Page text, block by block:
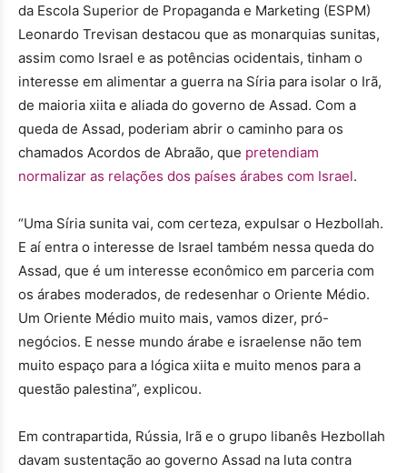
da Escola Superior de Propaganda e Marketing (ESPM)
Leonardo Trevisan destacou que as monarquias sunitas,
assim como Israel e as potências ocidentais, tinham o
interesse em alimentar a guerra na Síria para isolar o Irã,
de maioria xiita e aliada do governo de Assad. Com a
queda de Assad, poderiam abrir o caminho para os
chamados Acordos de Abraão, que pretendiam
normalizar as relações dos países árabes com Israel.
“Uma Síria sunita vai, com certeza, expulsar o Hezbollah.
E aí entra o interesse de Israel também nessa queda do
Assad, que é um interesse econômico em parceria com
os árabes moderados, de redesenhar o Oriente Médio.
Um Oriente Médio muito mais, vamos dizer, pró-
negócios. E nesse mundo árabe e israelense não tem
muito espaço para a lógica xiita e muito menos para a
questão palestina”, explicou.
Em contrapartida, Rússia, Irã e o grupo libanês Hezbollah
davam sustentação ao governo Assad na luta contra